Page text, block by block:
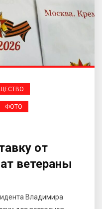
ФОТО
от
ветераны
Владимира